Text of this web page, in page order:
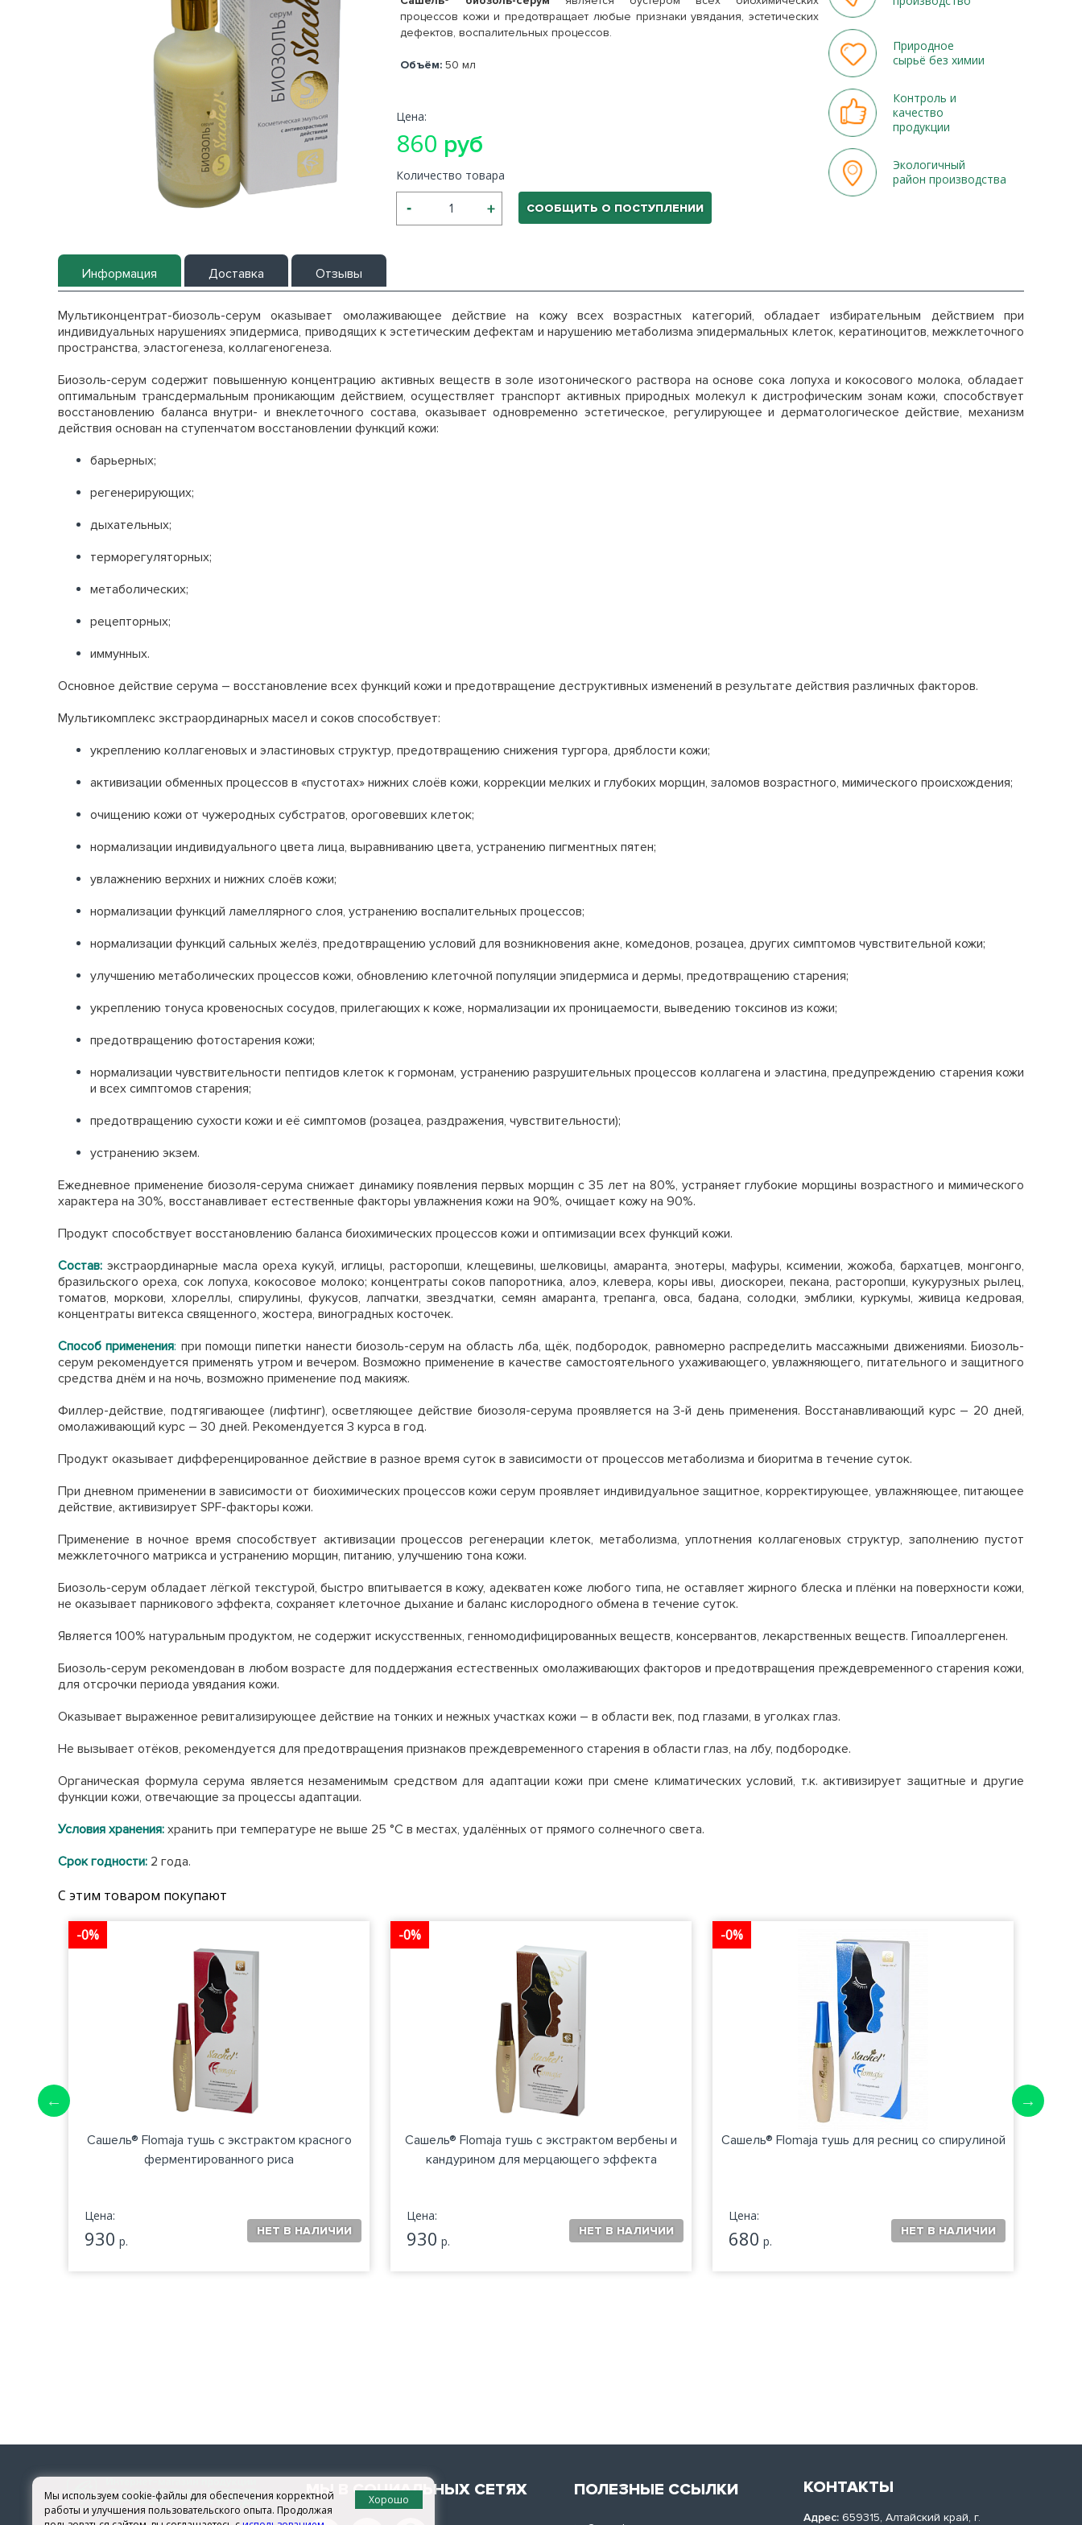
процессов кожи и предотвращает любые признаки увядания, эстетических
дефектов, воспалительных процессов.
Объём: 50 мл
Цена:
860 руб
Количество товара
СООБЩИТЬ О ПОСТУПЛЕНИИ
Природное
сырьё без химии
Контроль и
качество
продукции
Экологичный
район производства
Информация Доставка Отзывы
Мультиконцентрат-биозоль-серум оказывает омолаживающее действие на кожу всех возрастных категорий, обладает избирательным действием при
индивидуальных нарушениях эпидермиса, приводящих к эстетическим дефектам и нарушению метаболизма эпидермальных клеток, кератиноцитов, межклеточного
пространства, эластогенеза, коллагеногенеза.
Биозоль-серум содержит повышенную концентрацию активных веществ в золе изотонического раствора на основе сока лопуха и кокосового молока, обладает
оптимальным трансдермальным проникающим действием, осуществляет транспорт активных природных молекул к дистрофическим зонам кожи, способствует
восстановлению баланса внутри- и внеклеточного состава, оказывает одновременно эстетическое, регулирующее и дерматологическое действие, механизм
действия основан на ступенчатом восстановлении функций кожи:
барьерных;
регенерирующих;
дыхательных;
терморегуляторных;
метаболических;
рецепторных;
иммунных.
Основное действие серума – восстановление всех функций кожи и предотвращение деструктивных изменений в результате действия различных факторов.
Мультикомплекс экстраординарных масел и соков способствует:
укреплению коллагеновых и эластиновых структур, предотвращению снижения тургора, дряблости кожи;
активизации обменных процессов в «пустотах» нижних слоёв кожи, коррекции мелких и глубоких морщин, заломов возрастного, мимического происхождения;
очищению кожи от чужеродных субстратов, ороговевших клеток;
нормализации индивидуального цвета лица, выравниванию цвета, устранению пигментных пятен;
увлажнению верхних и нижних слоёв кожи;
нормализации функций ламеллярного слоя, устранению воспалительных процессов;
нормализации функций сальных желёз, предотвращению условий для возникновения акне, комедонов, розацеа, других симптомов чувствительной кожи;
улучшению метаболических процессов кожи, обновлению клеточной популяции эпидермиса и дермы, предотвращению старения;
укреплению тонуса кровеносных сосудов, прилегающих к коже, нормализации их проницаемости, выведению токсинов из кожи;
предотвращению фотостарения кожи;
нормализации чувствительности пептидов клеток к гормонам, устранению разрушительных процессов коллагена и эластина, предупреждению старения кожи
и всех симптомов старения;
предотвращению сухости кожи и её симптомов (розацеа, раздражения, чувствительности);
устранению экзем.
Ежедневное применение биозоля-серума снижает динамику появления первых морщин с 35 лет на 80%, устраняет глубокие морщины возрастного и мимического
характера на 30%, восстанавливает естественные факторы увлажнения кожи на 90%, очищает кожу на 90%.
Продукт способствует восстановлению баланса биохимических процессов кожи и оптимизации всех функций кожи.
Состав: экстраординарные масла ореха кукуй, иглицы, расторопши, клещевины, шелковицы, амаранта, энотеры, мафуры, ксимении, жожоба, бархатцев, монгонго,
бразильского ореха, сок лопуха, кокосовое молоко; концентраты соков папоротника, алоэ, клевера, коры ивы, диоскореи, пекана, расторопши, кукурузных рылец,
томатов, моркови, хлореллы, спирулины, фукусов, лапчатки, звездчатки, семян амаранта, трепанга, овса, бадана, солодки, эмблики, куркумы, живица кедровая,
концентраты витекса священного, жостера, виноградных косточек.
Способ применения: при помощи пипетки нанести биозоль-серум на область лба, щёк, подбородок, равномерно распределить массажными движениями. Биозоль-
серум рекомендуется применять утром и вечером. Возможно применение в качестве самостоятельного ухаживающего, увлажняющего, питательного и защитного
средства днём и на ночь, возможно применение под макияж.
Филлер-действие, подтягивающее (лифтинг), осветляющее действие биозоля-серума проявляется на 3-й день применения. Восстанавливающий курс – 20 дней,
омолаживающий курс – 30 дней. Рекомендуется 3 курса в год.
Продукт оказывает дифференцированное действие в разное время суток в зависимости от процессов метаболизма и биоритма в течение суток.
При дневном применении в зависимости от биохимических процессов кожи серум проявляет индивидуальное защитное, корректирующее, увлажняющее, питающее
действие, активизирует SPF-факторы кожи.
Применение в ночное время способствует активизации процессов регенерации клеток, метаболизма, уплотнения коллагеновых структур, заполнению пустот
межклеточного матрикса и устранению морщин, питанию, улучшению тона кожи.
Биозоль-серум обладает лёгкой текстурой, быстро впитывается в кожу, адекватен коже любого типа, не оставляет жирного блеска и плёнки на поверхности кожи,
не оказывает парникового эффекта, сохраняет клеточное дыхание и баланс кислородного обмена в течение суток.
Является 100% натуральным продуктом, не содержит искусственных, генномодифицированных веществ, консервантов, лекарственных веществ. Гипоаллергенен.
Биозоль-серум рекомендован в любом возрасте для поддержания естественных омолаживающих факторов и предотвращения преждевременного старения кожи,
для отсрочки периода увядания кожи.
Оказывает выраженное ревитализирующее действие на тонких и нежных участках кожи – в области век, под глазами, в уголках глаз.
Не вызывает отёков, рекомендуется для предотвращения признаков преждевременного старения в области глаз, на лбу, подбородке.
Органическая формула серума является незаменимым средством для адаптации кожи при смене климатических условий, т.к. активизирует защитные и другие
функции кожи, отвечающие за процессы адаптации.
Условия хранения: хранить при температуре не выше 25 °С в местах, удалённых от прямого солнечного света.
Срок годности: 2 года.
С этим товаром покупают
-0%
Сашель® Flomaja тушь с экстрактом красного
ферментированного риса
Цена:
930 р.
-0%
Сашель® Flomaja тушь с экстрактом вербены и
кандурином для мерцающего эффекта
Цена:
930 р.
-0%
Сашель® Flomaja тушь для ресниц со спирулиной
Цена:
680 р.
МЫ В СОЦИАЛЬНЫХ СЕТЯХ ПОЛЕЗНЫЕ ССЫЛКИ КОНТАКТЫ
Адрес: 659315, Алтайский край, г.
Мы используем cookie-файлы для обеспечения корректной
работы и улучшения пользовательского опыта. Продолжая
Хорошо